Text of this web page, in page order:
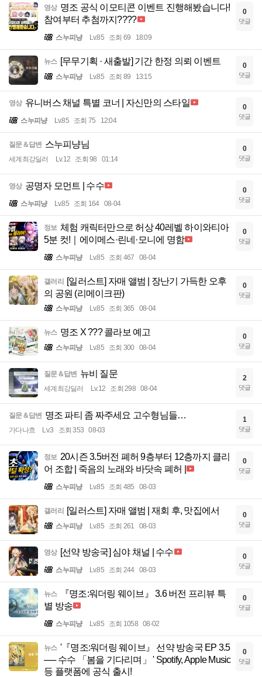
영상 명조 공식 이모티콘 이벤트 진행해봤습니다!
참여부터 추첨까지????
스누피냥 Lv.85 조회 69 18:09
0
댓글
뉴스 [무무기획 · 새출발] 기간 한정 의뢰 이벤트
스누피냥 Lv.85 조회 89 13:15
0
댓글
영상 유니버스 채널 특별 코너 | 자신만의 스타일
스누피냥 Lv.85 조회 75 12:04
0
댓글
질문＆답변 스누피냥님
세계최강딜러 Lv.12 조회 98 01:14
0
댓글
영상 공명자 모먼트 | 수수
스누피냥 Lv.85 조회 164 08-04
0
댓글
정보 체험 캐릭터만으로 허상 40레벨 하이와티아
5분 컷!｜에이메스·린네·모니에 명함
스누피냥 Lv.85 조회 467 08-04
0
댓글
갤러리 [일러스트] 자매 앨범 | 장난기 가득한 오후
의 공원 (리메이크판)
스누피냥 Lv.85 조회 365 08-04
0
댓글
뉴스 명조 X ??? 콜라보 예고
스누피냥 Lv.85 조회 300 08-04
0
댓글
질문＆답변 뉴비 질문
세계최강딜러 Lv.12 조회 298 08-04
2
댓글
질문＆답변 명조 파티 좀 짜주세요 고수형님들…
가다나흐 Lv.3 조회 353 08-03
1
댓글
정보 20시즌 3.5버전 폐허 9층부터 12층까지 클리
어 조합 | 죽음의 노래와 바닷속 폐허 |
스누피냥 Lv.85 조회 485 08-03
0
댓글
갤러리 [일러스트] 자매 앨범 | 재회 후, 맛집에서
스누피냥 Lv.85 조회 261 08-03
0
댓글
영상 [선약 방송국] 심야 채널 | 수수
스누피냥 Lv.85 조회 244 08-03
0
댓글
뉴스
『명조:워더링 웨이브』 3.6 버전 프리뷰 특
별 방송
스누피냥 Lv.85 조회 1058 08-02
0
댓글
뉴스 '『명조:워더링 웨이브』 선약 방송국 EP 3.5
── 수수 「봄을 기다리며」 ' Spotify, Apple Music
등 플랫폼에 공식 출시!
0
댓글